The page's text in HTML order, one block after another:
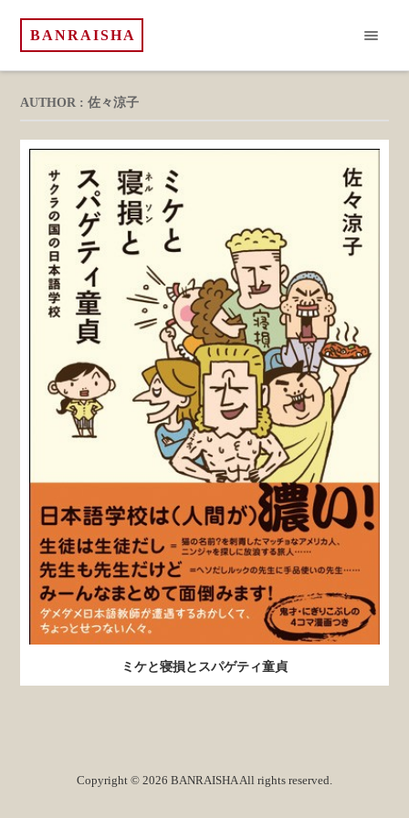
BANRAISHA
AUTHOR : 佐々涼子
ミケと寝損とスパゲティ童貞
Copyright © 2026 BANRAISHA All rights reserved.